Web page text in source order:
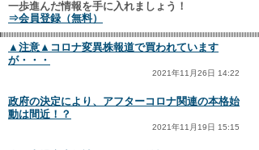
一歩進んだ情報を手に入れましょう！
⇒会員登録（無料）
▲注意▲コロナ変異株報道で買われています
が・・・
2021年11月26日 14:22
政府の決定により、アフターコロナ関連の本格始
動は間近！？
2021年11月19日 15:15